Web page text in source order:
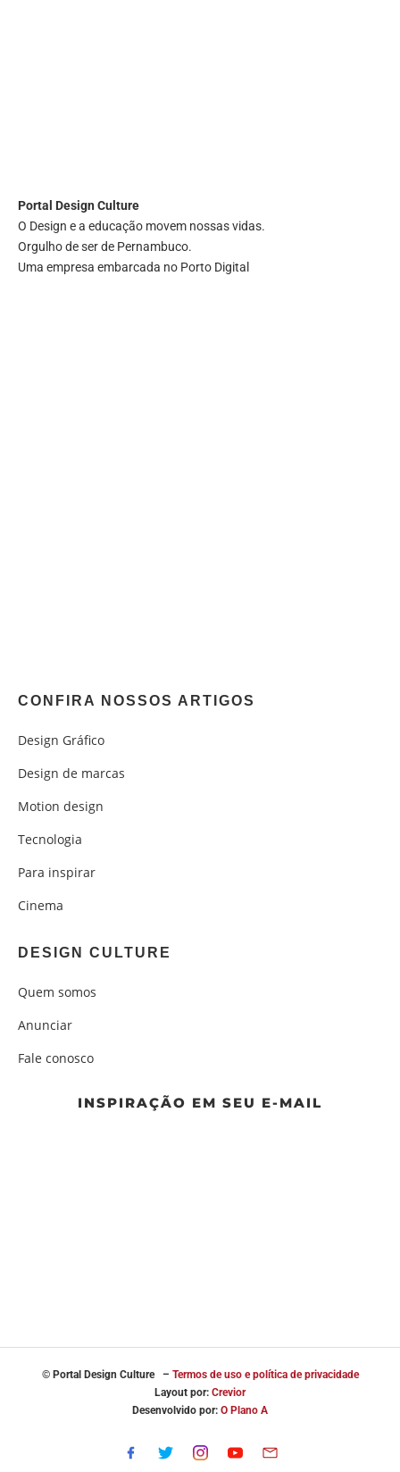
Portal Design Culture
O Design e a educação movem nossas vidas.
Orgulho de ser de Pernambuco.
Uma empresa embarcada no Porto Digital
CONFIRA NOSSOS ARTIGOS
Design Gráfico
Design de marcas
Motion design
Tecnologia
Para inspirar
Cinema
DESIGN CULTURE
Quem somos
Anunciar
Fale conosco
INSPIRAÇÃO EM SEU E-MAIL
© Portal Design Culture – Termos de uso e política de privacidade
Layout por: Crevior
Desenvolvido por: O Plano A